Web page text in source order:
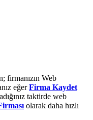
firmanızın Web
eğerFirma Kaydet
taktirde web
olarak daha hızlı